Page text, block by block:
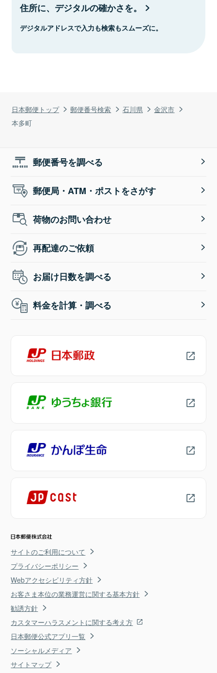
日本郵便トップ 郵便番号検索 石川県
金沢市
本多町
住所に、デジタルの確かさを。
デジタルアドレスで入力も検索もスムーズに。
郵便番号を調べる
郵便局・ATM・ポストをさがす
荷物のお問い合わせ
再配達のご依頼
お届け日数を調べる
料金を計算・調べる
サイトのご利用について
プライバシーポリシー
Webアクセシビリティ方針
お客さま本位の業務運営に関する基本方針
勧誘方針
カスタマーハラスメントに関する考え方
日本郵便公式アプリ一覧
ソーシャルメディア
サイトマップ